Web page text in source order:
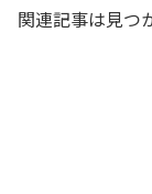
関連記事は見つ